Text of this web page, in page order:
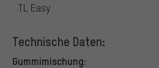
TL Easy
Technische Daten:
Gummimischung: